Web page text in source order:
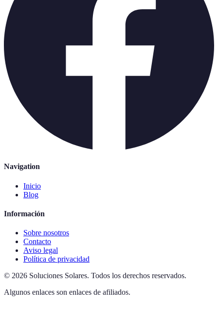
Navigation
Inicio
Blog
Información
Sobre nosotros
Contacto
Aviso legal
Política de privacidad
© 2026 Soluciones Solares. Todos los derechos reservados.
Algunos enlaces son enlaces de afiliados.